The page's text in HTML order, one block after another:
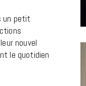
un petit
nouvel
le quotidien